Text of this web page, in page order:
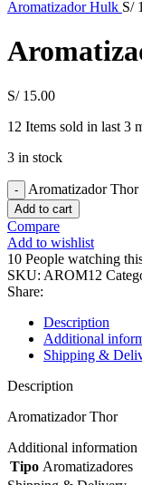
Aromatizador Hulk S/
S/15.00
12 Items sold in last 3
3 in stock
Aromatizador Thor
Add to cart
Compare
Add to wishlist
10 People watching
SKU: AROM12
Share:
Description
Additional
Shipping &
Description
Aromatizador Thor
Additional information
Tipo Aromatizadores